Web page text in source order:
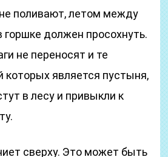
поливают, летом между
горшке должен просохнуть.
не переносят и те
которых является пустыня,
в лесу и привыкли к
сверху. Это может быть